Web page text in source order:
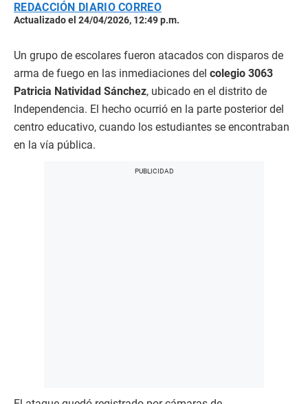
REDACCIÓN DIARIO CORREO
Actualizado el 24/04/2026, 12:49 p.m.
Un grupo de escolares fueron atacados con disparos de
arma de fuego en las inmediaciones del colegio 3063
Patricia Natividad Sánchez, ubicado en el distrito de
Independencia. El hecho ocurrió en la parte posterior del
centro educativo, cuando los estudiantes se encontraban
en la vía pública.